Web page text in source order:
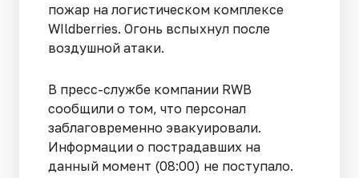
пожар на логистическом комплексе
WIldberries. Огонь вспыхнул после
воздушной атаки.
В пресс-службе компании RWB
сообщили о том, что персонал
заблаговременно эвакуировали.
Информации о пострадавших на
данный момент (08:00) не поступало.